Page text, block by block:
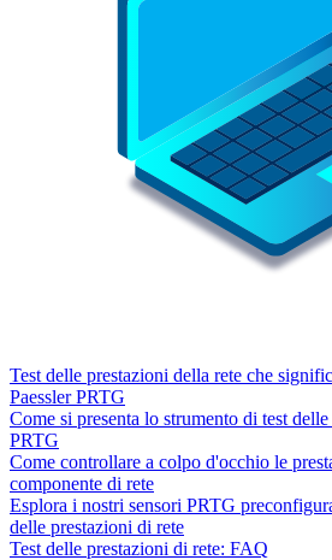
Test delle prestazioni della rete che
Paessler PRTG
Come si presenta lo strumento di test
PRTG
Come controllare a colpo d'occhio le
componente di rete
Esplora i nostri sensori PRTG
delle prestazioni di rete
Test delle prestazioni di rete: FAQ